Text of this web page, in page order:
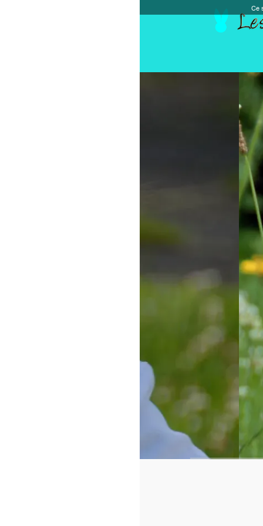
https://
Ce site et des sites tiers qu'il utilise collectent des